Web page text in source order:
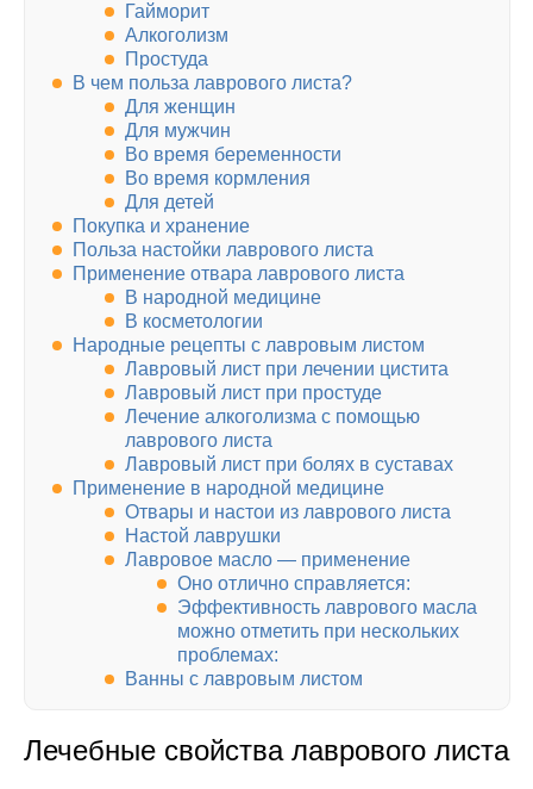
Гайморит
Алкоголизм
Простуда
В чем польза лаврового листа?
Для женщин
Для мужчин
Во время беременности
Во время кормления
Для детей
Покупка и хранение
Польза настойки лаврового листа
Применение отвара лаврового листа
В народной медицине
В косметологии
Народные рецепты с лавровым листом
Лавровый лист при лечении цистита
Лавровый лист при простуде
Лечение алкоголизма с помощью
лаврового листа
Лавровый лист при болях в суставах
Применение в народной медицине
Отвары и настои из лаврового листа
Настой лаврушки
Лавровое масло — применение
Оно отлично справляется:
Эффективность лаврового масла
можно отметить при нескольких
проблемах:
Ванны с лавровым листом
Лечебные свойства лаврового листа